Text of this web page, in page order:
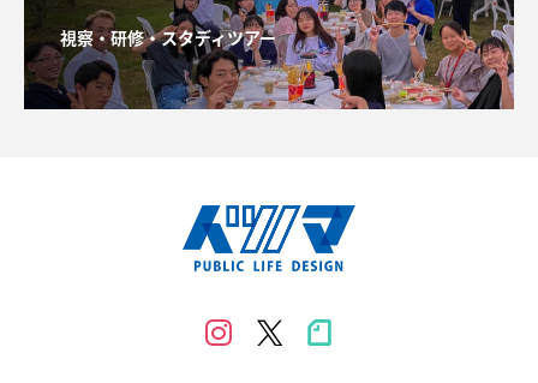
視察・研修・スタディツアー